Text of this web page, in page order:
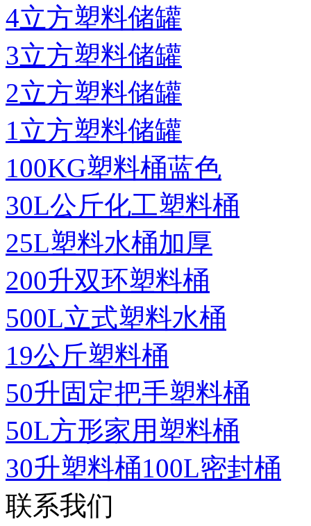
4立方塑料储罐
3立方塑料储罐
2立方塑料储罐
1立方塑料储罐
100KG塑料桶蓝色
30L公斤化工塑料桶
25L塑料水桶加厚
200升双环塑料桶
500L立式塑料水桶
19公斤塑料桶
50升固定把手塑料桶
50L方形家用塑料桶
30升塑料桶100L密封桶
联系我们